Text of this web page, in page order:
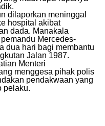
dilaporkan meninggal
hospital akibat
dada. Manakala
Mercedes-
dua hari bagi membantu
Jalan 1987.
Menteri
menggesa pihak polis
pendakwaan yang
pelaku.